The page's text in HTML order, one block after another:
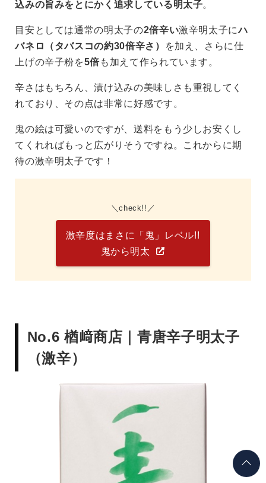
込みの旨みをとにかく追求している明太子。
目安としては通常の明太子の2倍辛い激辛明太子にハ
バネロ（タバスコの約30倍辛さ）
を加え、さらに仕
上げの辛子粉を5倍も加えて作られています。
辛さはもちろん、漬け込みの美味しさも重視してく
れており、その点は非常に好感です。
鬼の絵は可愛いのですが、送料をもう少しお安くし
てくれればもっと広がりそうですね。これからに期
待の激辛明太子です！
check!!
激辛度はまさに「鬼」レベル!!
鬼から明太
No.6 楢﨑商店｜青唐辛子明太子
（激辛）